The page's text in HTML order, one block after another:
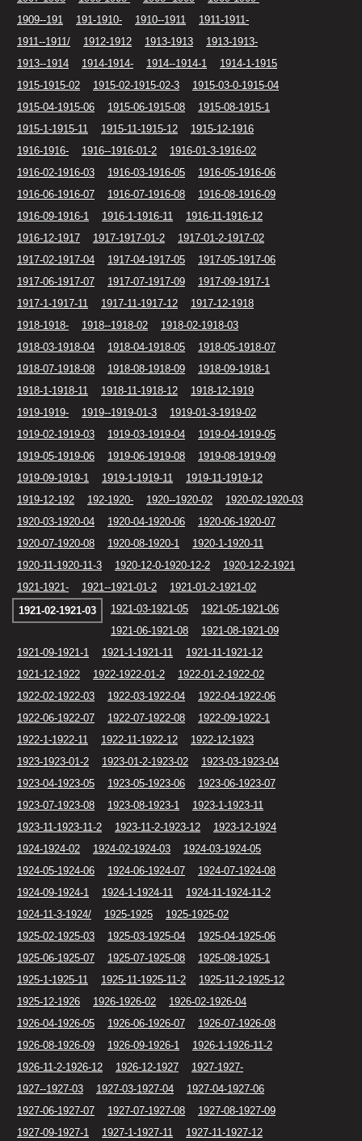
1909--191
191-1910- 1910--1911
1911-1911-
1911--1911/
1912-1912 1913-1913
1913-1913-
1913--1914
1914-1914- 1914--1914-1
1914-1-1915
1915-1915-02
1915-02-1915-02-3
1915-03-0-1915-04
1915-04-1915-06
1915-06-1915-08
1915-08-1915-1
1915-1-1915-11
1915-11-1915-12
1915-12-1916
1916-1916-
1916--1916-01-2
1916-01-3-1916-02
1916-02-1916-03
1916-03-1916-05
1916-05-1916-06
1916-06-1916-07
1916-07-1916-08
1916-08-1916-09
1916-09-1916-1
1916-1-1916-11
1916-11-1916-12
1916-12-1917
1917-1917-01-2
1917-01-2-1917-02
1917-02-1917-04
1917-04-1917-05
1917-05-1917-06
1917-06-1917-07
1917-07-1917-09
1917-09-1917-1
1917-1-1917-11
1917-11-1917-12
1917-12-1918
1918-1918-
1918--1918-02
1918-02-1918-03
1918-03-1918-04
1918-04-1918-05
1918-05-1918-07
1918-07-1918-08
1918-08-1918-09
1918-09-1918-1
1918-1-1918-11
1918-11-1918-12
1918-12-1919
1919-1919-
1919--1919-01-3
1919-01-3-1919-02
1919-02-1919-03
1919-03-1919-04
1919-04-1919-05
1919-05-1919-06
1919-06-1919-08
1919-08-1919-09
1919-09-1919-1
1919-1-1919-11
1919-11-1919-12
1919-12-192
192-1920- 1920--1920-02
1920-02-1920-03
1920-03-1920-04
1920-04-1920-06
1920-06-1920-07
1920-07-1920-08
1920-08-1920-1
1920-1-1920-11
1920-11-1920-11-3
1920-12-0-1920-12-2
1920-12-2-1921
1921-1921-
1921--1921-01-2
1921-01-2-1921-02
1921-02-1921-03
1921-03-1921-05
1921-05-1921-06
1921-06-1921-08
1921-08-1921-09
1921-09-1921-1
1921-1-1921-11
1921-11-1921-12
1921-12-1922
1922-1922-01-2
1922-01-2-1922-02
1922-02-1922-03
1922-03-1922-04
1922-04-1922-06
1922-06-1922-07
1922-07-1922-08
1922-09-1922-1
1922-1-1922-11
1922-11-1922-12
1922-12-1923
1923-1923-01-2
1923-01-2-1923-02
1923-03-1923-04
1923-04-1923-05
1923-05-1923-06
1923-06-1923-07
1923-07-1923-08
1923-08-1923-1
1923-1-1923-11
1923-11-1923-11-2
1923-11-2-1923-12
1923-12-1924
1924-1924-02
1924-02-1924-03
1924-03-1924-05
1924-05-1924-06
1924-06-1924-07
1924-07-1924-08
1924-09-1924-1
1924-1-1924-11
1924-11-1924-11-2
1924-11-3-1924/
1925-1925
1925-1925-02
1925-02-1925-03
1925-03-1925-04
1925-04-1925-06
1925-06-1925-07
1925-07-1925-08
1925-08-1925-1
1925-1-1925-11
1925-11-1925-11-2
1925-11-2-1925-12
1925-12-1926
1926-1926-02
1926-02-1926-04
1926-04-1926-05
1926-06-1926-07
1926-07-1926-08
1926-08-1926-09
1926-09-1926-1
1926-1-1926-11-2
1926-11-2-1926-12
1926-12-1927
1927-1927-
1927--1927-03
1927-03-1927-04
1927-04-1927-06
1927-06-1927-07
1927-07-1927-08
1927-08-1927-09
1927-09-1927-1
1927-1-1927-11 1927-11-1927-12